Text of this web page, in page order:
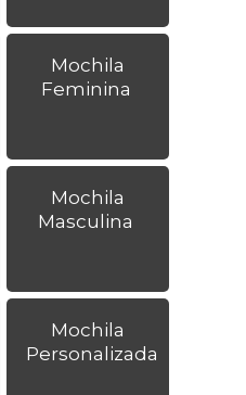
Mochila
Feminina
Mochila
Masculina
Mochila
Personalizada